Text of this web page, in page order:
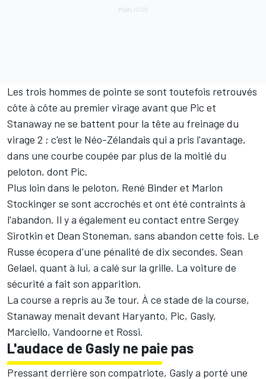
Les trois hommes de pointe se sont toutefois retrouvés
côte à côte au premier virage avant que Pic et
Stanaway ne se battent pour la tête au freinage du
virage 2 ; c'est le Néo-Zélandais qui a pris l'avantage,
dans une courbe coupée par plus de la moitié du
peloton, dont Pic.
Plus loin dans le peloton, René Binder et Marlon
Stockinger se sont accrochés et ont été contraints à
l'abandon. Il y a également eu contact entre Sergey
Sirotkin et Dean Stoneman, sans abandon cette fois. Le
Russe écopera d'une pénalité de dix secondes. Sean
Gelael, quant à lui, a calé sur la grille. La voiture de
sécurité a fait son apparition.
La course a repris au 3e tour. À ce stade de la course,
Stanaway menait devant Haryanto, Pic, Gasly,
Marciello, Vandoorne et Rossi.
L'audace de Gasly ne paie pas
Pressant derrière son compatriote, Gasly a porté une